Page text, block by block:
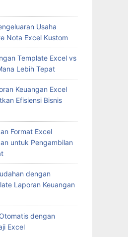
Usaha
Nota Excel Kustom
Template Excel vs
Lebih Tepat
Keuangan Excel
Efisiensi Bisnis
Format Excel
untuk Pengambilan
dengan
Laporan Keuangan
dengan
Excel